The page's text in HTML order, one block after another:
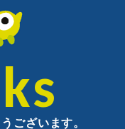
ございます。